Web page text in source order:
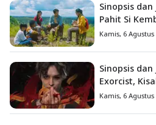
Sinopsis dan
Pahit Si
Hilangnya
Kamis, 6 Agustus
Sinopsis
Exorcist,
Melawan
Kamis, 6 Agustus